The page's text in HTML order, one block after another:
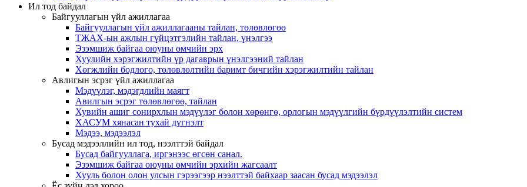
Ил тод байдал
Байгууллагын үйл ажиллагаа
Байгууллагын үйл ажиллагааны тайлан, төлөвлөгөө
ТЖАХ-ын ажлын гүйцэтгэлийн тайлан, үнэлгээ
Эзэмшиж байгаа оюуны өмчийн эрх
Хуулийн хэрэгжилтийн үр дагаврын үнэлгээний тайлан
Хөгжлийн бодлого, төлөвлөлтийн баримт бичгийн хэрэгжилтийн тайлан
Авлигын эсрэг үйл ажиллагаа
Мэдүүлэг, мэдэгдлийн маягт
Авилгын эсрэг төлөвлөгөө, тайлан
Хувийн ашиг сонирхлын мэдүүлэг болон хөрөнгө, орлогын мэдүүлгийн бүрдүүлэлтийн систем
ХАСУМ хянасан тухай дүгнэлт
Мэдээ, мэдээлэл
Бусад мэдээллийн ил тод, нээлттэй байдал
Бусад байгууллага, иргэнээс өгсөн санал.
Эзэмшиж байгаа оюуны өмчийн эрхийн жагсаалт
Хууль болон олон улсын гэрээгээр нээлттэй байхаар заасан бусад мэдээлэл